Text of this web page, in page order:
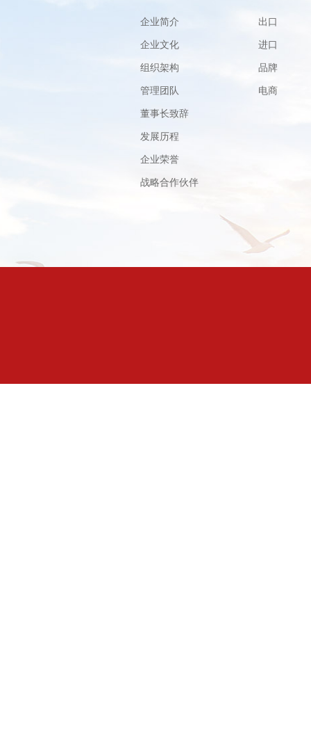
企业简介
企业文化
组织架构
管理团队
董事长致辞
发展历程
企业荣誉
战略合作伙伴
出口
进口
品牌
电商